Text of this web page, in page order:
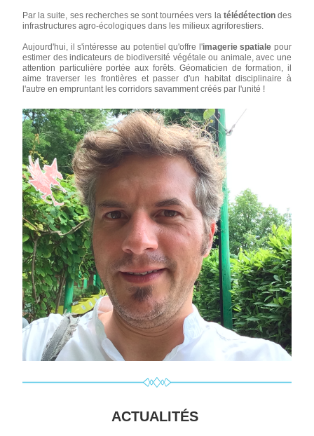
Par la suite, ses recherches se sont tournées vers la télédétection des
infrastructures agro-écologiques dans les milieux agriforestiers.
Aujourd'hui, il s'intéresse au potentiel qu'offre l'imagerie spatiale pour
estimer des indicateurs de biodiversité végétale ou animale, avec une
attention particulière portée aux forêts. Géomaticien de formation, il
aime traverser les frontières et passer d'un habitat disciplinaire à
l'autre en empruntant les corridors savamment créés par l'unité !
ACTUALITÉS